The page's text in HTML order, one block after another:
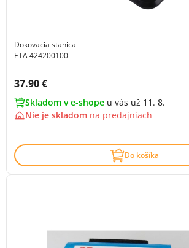
Dokovacia stanica
ETA 424200100
Cena s DPH:
37.90 €
Skladom v e-shope u vás už 11. 8.
Nie je skladom na predajniach
Do košíka